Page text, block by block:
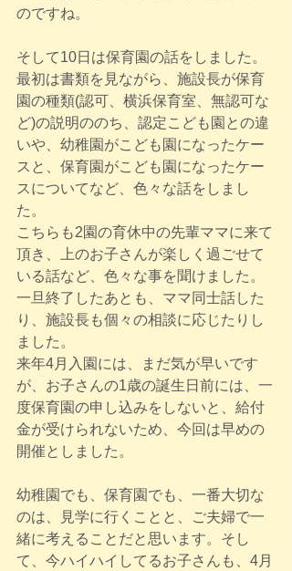
のですね。
そして10日は保育園の話をしました。
最初は書類を見ながら、施設長が保育
園の種類(認可、横浜保育室、無認可な
ど)の説明ののち、認定こども園との違
いや、幼稚園がこども園になったケー
スと、保育園がこども園になったケー
スについてなど、色々な話をしまし
た。
こちらも2園の育休中の先輩ママに来て
頂き、上のお子さんが楽しく過ごせて
いる話など、色々な事を聞けました。
一旦終了したあとも、ママ同士話した
り、施設長も個々の相談に応じたりし
ました。
来年4月入園には、まだ気が早いです
が、お子さんの1歳の誕生日前には、一
度保育園の申し込みをしないと、給付
金が受けられないため、今回は早めの
開催としました。
幼稚園でも、保育園でも、一番大切な
のは、見学に行くことと、ご夫婦で一
緒に考えることだと思います。そし
て、今ハイハイしてるお子さんも、4月